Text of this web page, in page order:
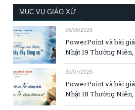
MỤC VỤ GIÁO XỨ
06/08/2026
PowerPoint và bài
Nhật 19 Thường
30/07/2026
PowerPoint và bài
Nhật 18 Thường